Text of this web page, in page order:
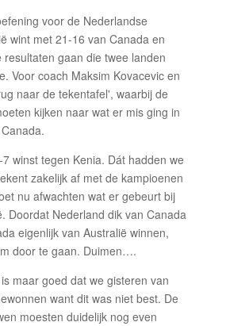
voor de Nederlandse
wint met 21-16 van Canada en
gaan die twee landen
Voor coach Maksim Kovacevic en
naar de tekentafel', waarbij de
kijken naar wat er mis ging in
7 winst tegen Kenia. Dát hadden we
zakelijk af met de kampioenen
nu afwachten wat er gebeurt bij
Doordat Nederland dik van Canada
eigenlijk van Australië winnen,
door te gaan. Duimen….
maar goed dat we gisteren van
want dit was niet best. De
moesten duidelijk nog even